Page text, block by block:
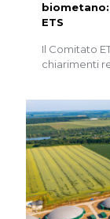
ETS
Il Comitato
chiarimenti